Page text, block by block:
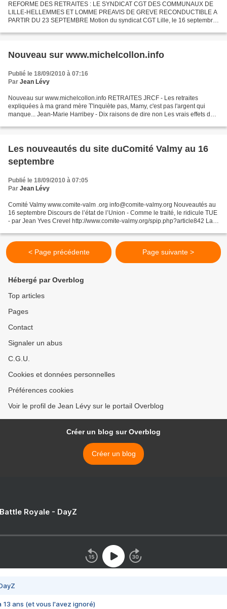
REFORME DES RETRAITES : LE SYNDICAT CGT DES COMMUNAUX DE
LILLE-HELLEMMES ET LOMME PREAVIS DE GREVE RECONDUCTIBLE A
PARTIR DU 23 SEPTEMBRE Motion du syndicat CGT Lille, le 16 septembre
Nouveau sur www.michelcollon.info
Publié le 18/09/2010 à 07:16
Par Jean Lévy
Nouveau sur www.michelcollon.info RETRAITES JRCF - Les retraites
expliquées à ma grand mère T'inquiète pas, Mamy, c'est pas l'argent qui
manque... Jean-Marie Harribey - Dix raisons de dire non Les vrais effets de
Les nouveautés du site duComité Valmy au 16
septembre
Publié le 18/09/2010 à 07:05
Par Jean Lévy
Comité Valmy www.comite-valm .org info@comite-valmy.org Nouveautés au
16 septembre Discours de l’état de l’Union - Comme le traité, le ridicule TUE
- par Jean Yves Crevel http://www.comite-valmy.org/spip.php?article842 La
< Page précédente Page suivante >
Hébergé par Overblog
Top articles
Pages
Contact
Signaler un abus
C.G.U.
Cookies et données personnelles
Préférences cookies
Voir le profil de Jean Lévy sur le portail Overblog
Créer un blog sur Overblog
Créer un blog
Royale - DayZ
13 ans (et vous l'avez ignoré)